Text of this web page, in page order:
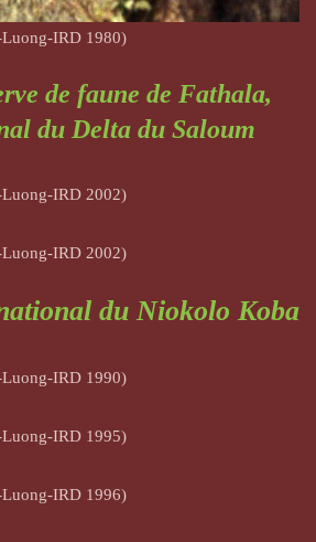
IRD 1980)
de faune de Fathala,
du Delta du Saloum
IRD 2002)
IRD 2002)
du Niokolo Koba
IRD 1990)
IRD 1995)
IRD 1996)